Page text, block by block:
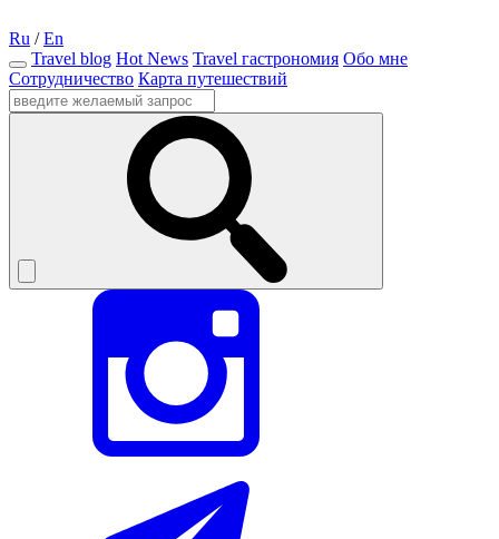
Ru /En
Travel blog Hot News Travel гастрономия Обо мне
Сотрудничество Карта путешествий